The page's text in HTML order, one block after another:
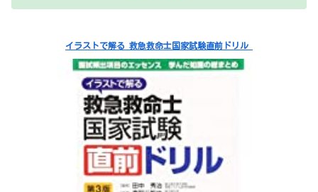
イラストで解る 救急救命士国家試験直前ドリル